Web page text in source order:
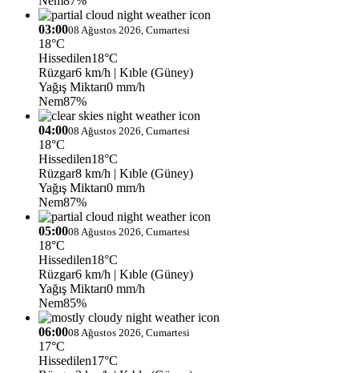
03:0008 Ağustos 2026, Cumartesi
18°C
Hissedilen18°C
Rüzgar6 km/h | Kıble (Güney)
Yağış Miktarı0 mm/h
Nem87%
04:0008 Ağustos 2026, Cumartesi
18°C
Hissedilen18°C
Rüzgar8 km/h | Kıble (Güney)
Yağış Miktarı0 mm/h
Nem87%
05:0008 Ağustos 2026, Cumartesi
18°C
Hissedilen18°C
Rüzgar6 km/h | Kıble (Güney)
Yağış Miktarı0 mm/h
Nem85%
06:0008 Ağustos 2026, Cumartesi
17°C
Hissedilen17°C